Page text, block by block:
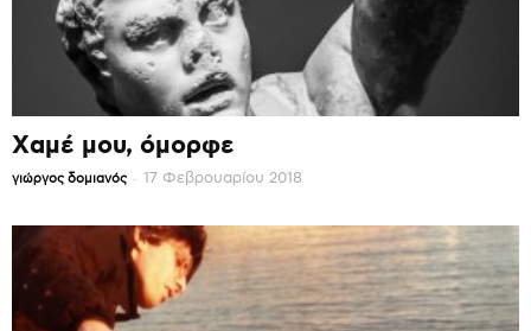
Χαμέ μου, όμορφε
γιώργος δομιανός - 17 Φεβρουαρίου 2018